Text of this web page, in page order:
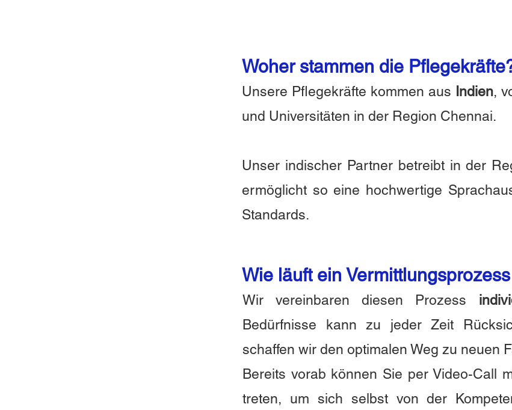
Woher stammen die
Unsere Pflegekräfte kommen aus Indien,
und Universitäten in der Region Chennai.
Unser indischer Partner betreibt in der
ermöglicht so eine hochwertige
Standards.
Wie läuft ein
Wir vereinbaren diesen Prozess
Bedürfnisse kann zu jeder Zeit
schaffen wir den optimalen Weg zu neuen
Bereits vorab können Sie per Video-Call
treten, um sich selbst von der